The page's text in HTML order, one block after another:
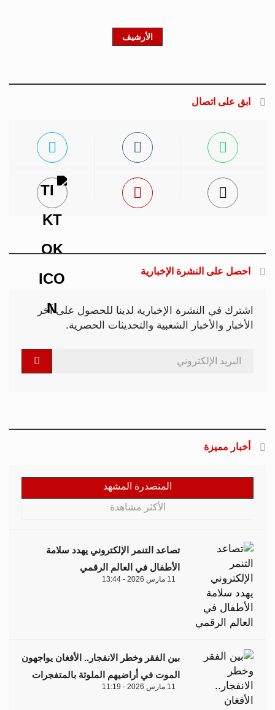
الأرشيف
ابق على اتصال
احصل على النشرة الإخبارية
اشترك في النشرة الإخبارية لدينا للحصول على آخر
الأخبار والأخبار الشعبية والتحديثات الحصرية.
أخبار مميزة
المتصدرة المشهد
الأكثر مشاهدة
تصاعد التنمر الإلكتروني يهدد سلامة
الأطفال في العالم الرقمي
11 مارس 2026 - 13:44
بين الفقر وخطر الانفجار.. الأفغان يواجهون
الموت في أراضيهم الملوثة بالمتفجرات
11 مارس 2026 - 11:19